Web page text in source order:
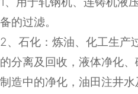
备的过滤。
2、石化：炼油、化工生产
的分离及回收，液体净化
制造中的净化，油田注井水